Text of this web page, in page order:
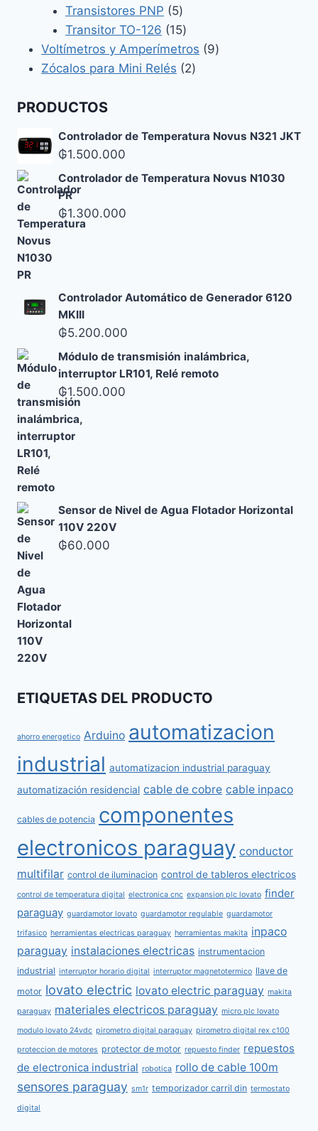
Transistores PNP 55
productos
Transitor TO-126 1515
productos
Voltímetros y Amperímetros 99
Zócalos para Mini Relés 22
PRODUCTOS
Controlador de Temperatura Novus N321 JKT
₲1.500.000
Controlador de Temperatura Novus N1030
PR
₲1.300.000
Controlador Automático de Generador 6120
MKIII
₲5.200.000
Módulo de transmisión inalámbrica,
interruptor LR101, Relé remoto
₲1.500.000
Sensor de Nivel de Agua Flotador Horizontal
110V 220V
₲60.000
ETIQUETAS DEL PRODUCTO
ahorro energetico Arduino automatizacion
industrial automatizacion industrial paraguay
automatización residencial cable de cobre cable inpaco
cables de potencia componentes
electronicos paraguay conductor
multifilar control de iluminacion control de tableros electricos
control de temperatura digital electronica cnc expansion plc lovato finder
paraguay guardamotor lovato guardamotor regulable guardamotor
trifasico herramientas electricas paraguay herramientas makita inpaco
paraguay instalaciones electricas instrumentacion
industrial interruptor horario digital interruptor magnetotermico llave de
motor lovato electric lovato electric paraguay makita
paraguay materiales electricos paraguay micro plc lovato
modulo lovato 24vdc pirometro digital paraguay pirometro digital rex c100
proteccion de motores protector de motor repuesto finder repuestos
de electronica industrial robotica rollo de cable 100m
sensores paraguay sm1r temporizador carril din termostato
digital